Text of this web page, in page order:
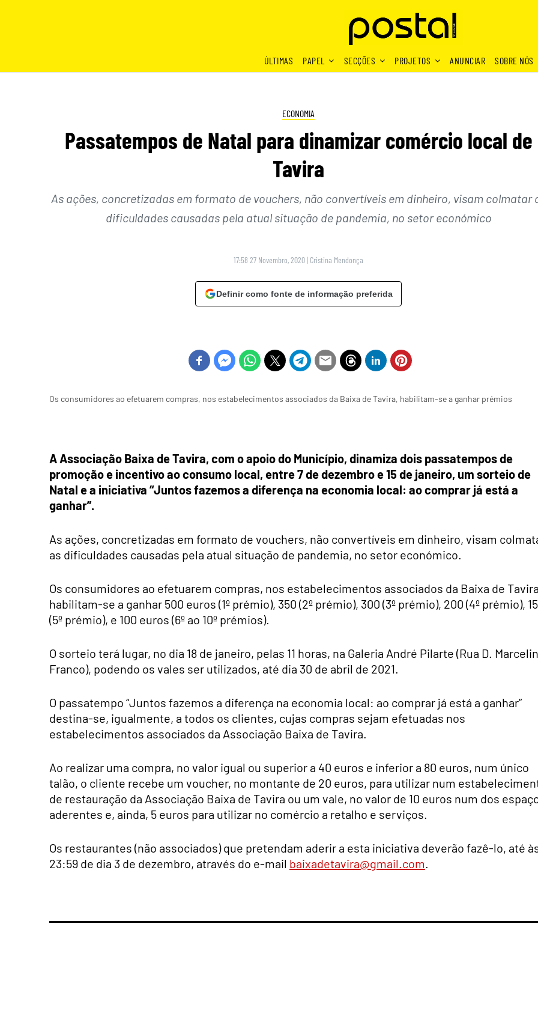
ÚLTIMAS
PAPEL SECÇÕES PROJETOS ANUNCIAR SOBRE NÓS
ECONOMIA
Passatempos de Natal para dinamizar comércio local de
Tavira
As ações, concretizadas em formato de vouchers, não convertíveis em dinheiro, visam colmatar
dificuldades causadas pela atual situação de pandemia, no setor económico
17:58 27 Novembro, 2020| Cristina Mendonça
Definir como fonte de informação preferida
Os consumidores ao efetuarem compras, nos estabelecimentos associados da Baixa de Tavira, habilitam-se a ganhar prémios
A Associação Baixa de Tavira, com o apoio do Município, dinamiza dois passatempos de
promoção e incentivo ao consumo local, entre 7 de dezembro e 15 de janeiro, um sorteio de
Natal e a iniciativa “Juntos fazemos a diferença na economia local: ao comprar já está a
ganhar”.
As ações, concretizadas em formato de vouchers, não convertíveis em dinheiro, visam
as dificuldades causadas pela atual situação de pandemia, no setor económico.
Os consumidores ao efetuarem compras, nos estabelecimentos associados da Baixa de
habilitam-se a ganhar 500 euros (1º prémio), 350 (2º prémio), 300 (3º prémio), 200 (4º prémio),
(5º prémio), e 100 euros (6º ao 10º prémios).
O sorteio terá lugar, no dia 18 de janeiro, pelas 11 horas, na Galeria André Pilarte (Rua D.
Franco), podendo os vales ser utilizados, até dia 30 de abril de 2021.
O passatempo “Juntos fazemos a diferença na economia local: ao comprar já está a ganhar”
destina-se, igualmente, a todos os clientes, cujas compras sejam efetuadas nos
estabelecimentos associados da Associação Baixa de Tavira.
Ao realizar uma compra, no valor igual ou superior a 40 euros e inferior a 80 euros, num único
talão, o cliente recebe um voucher, no montante de 20 euros, para utilizar num
de restauração da Associação Baixa de Tavira ou um vale, no valor de 10 euros num dos
aderentes e, ainda, 5 euros para utilizar no comércio a retalho e serviços.
Os restaurantes (não associados) que pretendam aderir a esta iniciativa deverão fazê-lo, até
23:59 de dia 3 de dezembro, através do e-mail baixadetavira@gmail.com.